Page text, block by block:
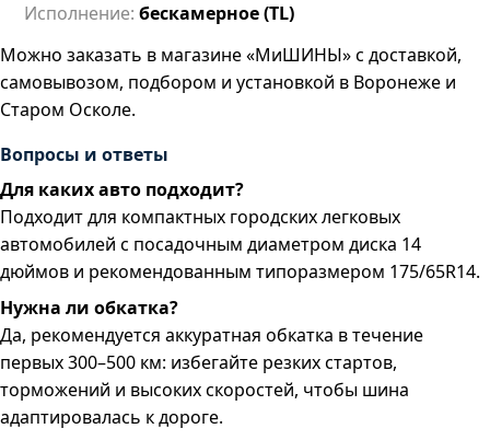
Исполнение: бескамерное (TL)
Можно заказать в магазине «МиШИНЫ» с доставкой,
самовывозом, подбором и установкой в Воронеже и
Старом Осколе.
Вопросы и ответы
Для каких авто подходит?
Подходит для компактных городских легковых
автомобилей с посадочным диаметром диска 14
дюймов и рекомендованным типоразмером 175/65R14.
Нужна ли обкатка?
Да, рекомендуется аккуратная обкатка в течение
первых 300–500 км: избегайте резких стартов,
торможений и высоких скоростей, чтобы шина
адаптировалась к дороге.